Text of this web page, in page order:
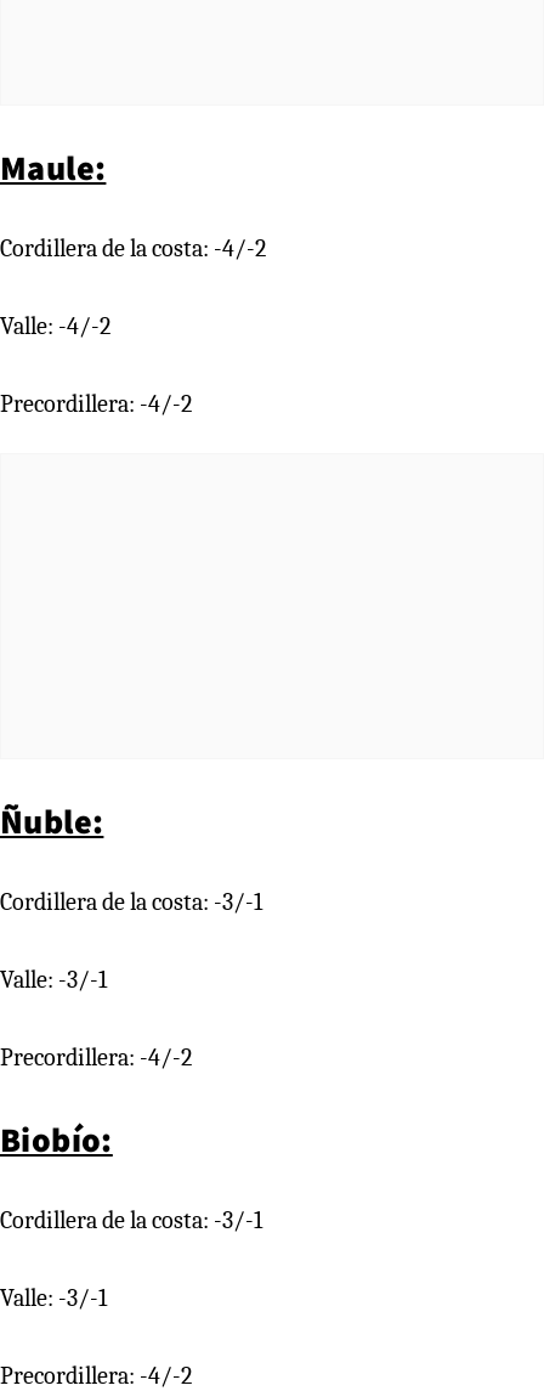
Maule:
Cordillera de la costa: -4/-2
Valle: -4/-2
Precordillera: -4/-2
Ñuble:
Cordillera de la costa: -3/-1
Valle: -3/-1
Precordillera: -4/-2
Biobío:
Cordillera de la costa: -3/-1
Valle: -3/-1
Precordillera: -4/-2